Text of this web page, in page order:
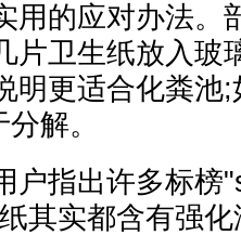
用的应对办法。
片卫生纸放入玻
明更适合化粪池
解。
户指出许多标榜
其实都含有强